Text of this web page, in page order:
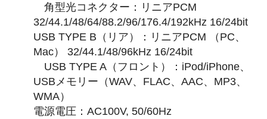
角型光コネクター：リニアPCM
32/44.1/48/64/88.2/96/176.4/192kHz 16/24bit
USB TYPE B（リア）：リニアPCM （PC、
Mac） 32/44.1/48/96kHz 16/24bit
USB TYPE A（フロント）：iPod/iPhone、
USBメモリー（WAV、FLAC、AAC、MP3、
WMA）
電源電圧：AC100V, 50/60Hz